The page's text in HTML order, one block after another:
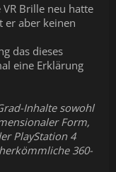
VR Brille neu hatte
er aber keinen
das dieses
eine Erklärung
Inhalte sowohl
Form,
PlayStation 4
360-